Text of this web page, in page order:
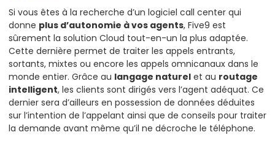
Si vous êtes à la recherche d’un logiciel call center qui
donne plus d’autonomie à vos agents, Five9 est
sûrement la solution Cloud tout-en-un la plus adaptée.
Cette dernière permet de traiter les appels entrants,
sortants, mixtes ou encore les appels omnicanaux dans le
monde entier. Grâce au langage naturel et au routage
intelligent, les clients sont dirigés vers l’agent adéquat. Ce
dernier sera d’ailleurs en possession de données déduites
sur l’intention de l’appelant ainsi que de conseils pour traiter
la demande avant même qu’il ne décroche le téléphone.